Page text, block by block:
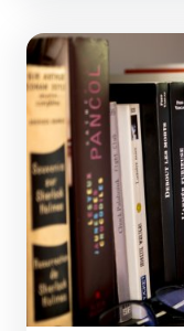
Nuit des étudiants